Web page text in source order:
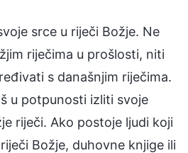
srce u riječi Božje. Ne
riječima u prošlosti, niti
s današnjim riječima.
u potpunosti izliti svoje
riječi. Ako postoje ljudi koji
Božje, duhovne knjige ili